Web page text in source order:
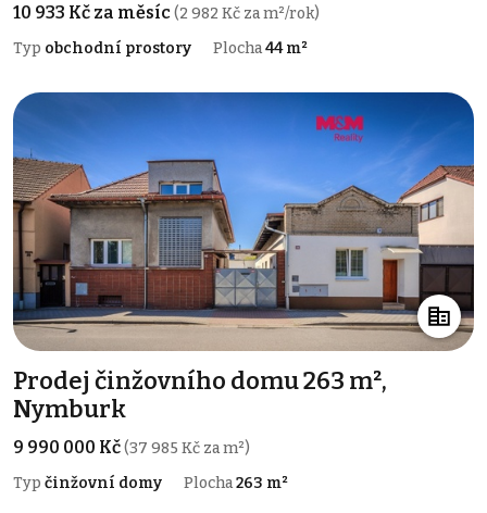
10 933 Kč za měsíc(2 982 Kč za m²/rok)
Typ obchodní prostory Plocha44 m²
Prodej činžovního domu 263 m²,
Nymburk
9 990 000 Kč(37 985 Kč za m²)
Typ činžovní domy Plocha263 m²